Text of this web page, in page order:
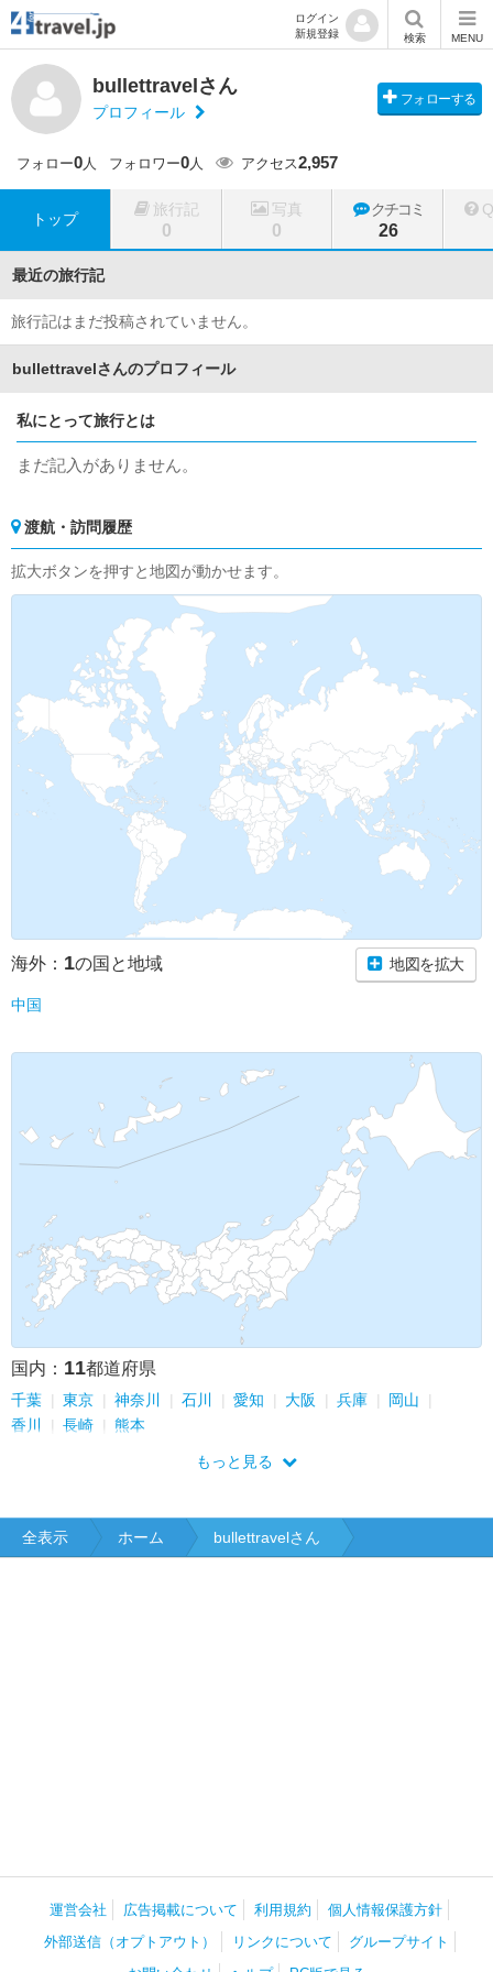
ログイン
新規登録
検索 MENU
bullettravelさん
プロフィール
フォローする
フォロー0人 フォロワー0人 アクセス2,957
トップ
旅行記
0
写真
0
クチコミ
26
最近の旅行記
旅行記はまだ投稿されていません。
bullettravelさんのプロフィール
私にとって旅行とは
まだ記入がありません。
渡航・訪問履歴
拡大ボタンを押すと地図が動かせます。
海外： 1の国と地域 地図を拡大
中国
国内： 11都道府県
千葉 東京 神奈川 石川 愛知 大阪 兵庫
岡山
香川
長崎 熊本
もっと見る
全表示 ホーム bullettravelさん
運営会社 広告掲載について 利用規約
個人情報保護方針
外部送信（オプトアウト）
リンクについて
グループサイト